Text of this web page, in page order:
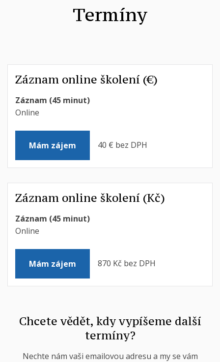
Termíny
Záznam online školení (€)
Záznam (45 minut)
Online
Mám zájem 40 € bez DPH
Záznam online školení (Kč)
Záznam (45 minut)
Online
Mám zájem 870 Kč bez DPH
Chcete vědět, kdy vypíšeme další
termíny?
Nechte nám vaši emailovou adresu a my se vám